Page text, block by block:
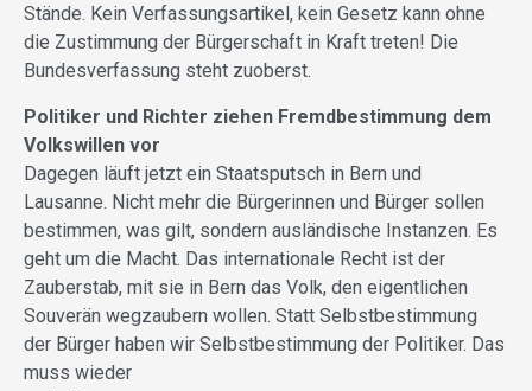
Stände. Kein Verfassungsartikel, kein Gesetz kann ohne
die Zustimmung der Bürgerschaft in Kraft treten! Die
Bundesverfassung steht zuoberst.
Politiker und Richter ziehen Fremdbestimmung dem
Volkswillen vor
Dagegen läuft jetzt ein Staatsputsch in Bern und
Lausanne. Nicht mehr die Bürgerinnen und Bürger sollen
bestimmen, was gilt, sondern ausländische Instanzen. Es
geht um die Macht. Das internationale Recht ist der
Zauberstab, mit sie in Bern das Volk, den eigentlichen
Souverän wegzaubern wollen. Statt Selbstbestimmung
der Bürger haben wir Selbstbestimmung der Politiker. Das
muss wieder